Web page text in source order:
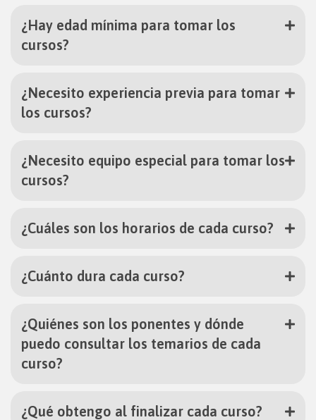
¿Hay edad mínima para tomar los
cursos?
¿Necesito experiencia previa para tomar
los cursos?
¿Necesito equipo especial para tomar los
cursos?
¿Cuáles son los horarios de cada curso?
¿Cuánto dura cada curso?
¿Quiénes son los ponentes y dónde
puedo consultar los temarios de cada
curso?
¿Qué obtengo al finalizar cada curso?